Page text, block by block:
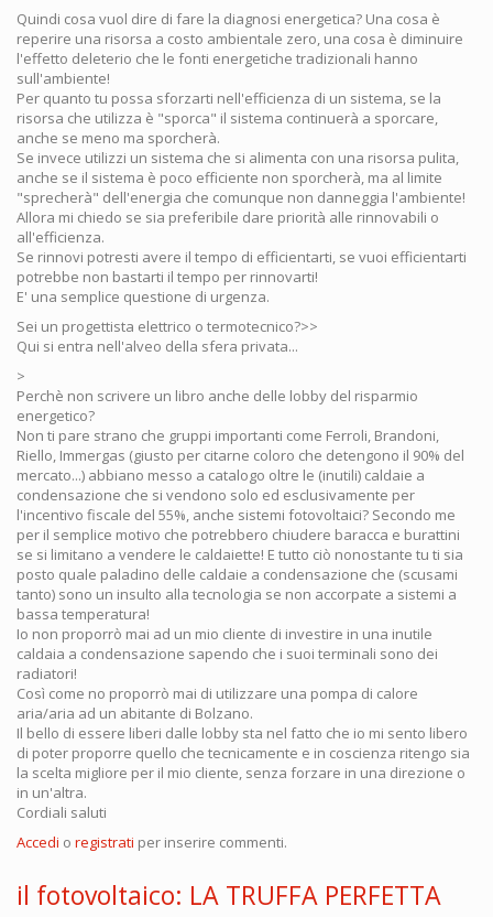
Quindi cosa vuol dire di fare la diagnosi energetica? Una cosa è
reperire una risorsa a costo ambientale zero, una cosa è diminuire
l'effetto deleterio che le fonti energetiche tradizionali hanno
sull'ambiente!
Per quanto tu possa sforzarti nell'efficienza di un sistema, se la
risorsa che utilizza è "sporca" il sistema continuerà a sporcare,
anche se meno ma sporcherà.
Se invece utilizzi un sistema che si alimenta con una risorsa pulita,
anche se il sistema è poco efficiente non sporcherà, ma al limite
"sprecherà" dell'energia che comunque non danneggia l'ambiente!
Allora mi chiedo se sia preferibile dare priorità alle rinnovabili o
all'efficienza.
Se rinnovi potresti avere il tempo di efficientarti, se vuoi efficientarti
potrebbe non bastarti il tempo per rinnovarti!
E' una semplice questione di urgenza.
Sei un progettista elettrico o termotecnico?>>
Qui si entra nell'alveo della sfera privata...
>
Perchè non scrivere un libro anche delle lobby del risparmio
energetico?
Non ti pare strano che gruppi importanti come Ferroli, Brandoni,
Riello, Immergas (giusto per citarne coloro che detengono il 90% del
mercato...) abbiano messo a catalogo oltre le (inutili) caldaie a
condensazione che si vendono solo ed esclusivamente per
l'incentivo fiscale del 55%, anche sistemi fotovoltaici? Secondo me
per il semplice motivo che potrebbero chiudere baracca e burattini
se si limitano a vendere le caldaiette! E tutto ciò nonostante tu ti sia
posto quale paladino delle caldaie a condensazione che (scusami
tanto) sono un insulto alla tecnologia se non accorpate a sistemi a
bassa temperatura!
Io non proporrò mai ad un mio cliente di investire in una inutile
caldaia a condensazione sapendo che i suoi terminali sono dei
radiatori!
Così come no proporrò mai di utilizzare una pompa di calore
aria/aria ad un abitante di Bolzano.
Il bello di essere liberi dalle lobby sta nel fatto che io mi sento libero
di poter proporre quello che tecnicamente e in coscienza ritengo sia
la scelta migliore per il mio cliente, senza forzare in una direzione o
in un'altra.
Cordiali saluti
Accedi o registrati per inserire commenti.
il fotovoltaico: LA TRUFFA PERFETTA